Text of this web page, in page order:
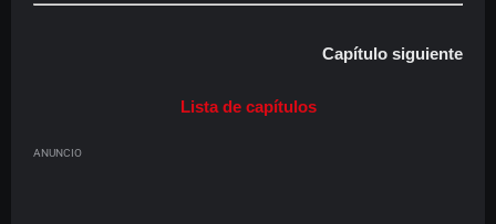
Capítulo siguiente
Lista de capítulos
ANUNCIO